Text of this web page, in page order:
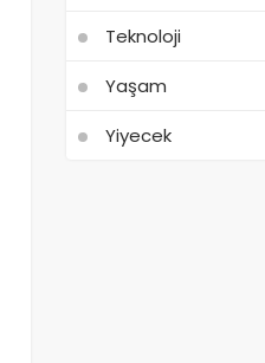
Teknoloji
Yaşam
Yiyecek